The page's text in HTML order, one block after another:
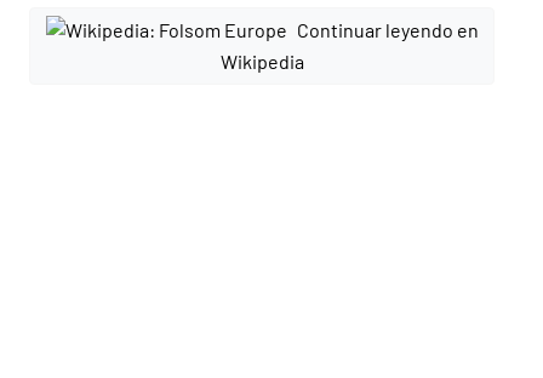
Continuar leyendo en
Wikipedia